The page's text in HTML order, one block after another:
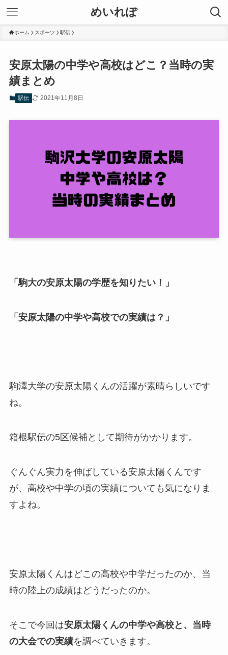
めいれぽ
ホーム スポーツ 駅伝
安原太陽の中学や高校はどこ？当時の実
績まとめ
駅伝 2021年11月8日
「駒大の安原太陽の学歴を知りたい！」
「安原太陽の中学や高校での実績は？」
駒澤大学の安原太陽くんの活躍が素晴らしいです
ね。
箱根駅伝の5区候補として期待がかかります。
ぐんぐん実力を伸ばしている安原太陽くんです
が、高校や中学の頃の実績についても気になりま
すよね。
安原太陽くんはどこの高校や中学だったのか、当
時の陸上の成績はどうだったのか。
そこで今回は安原太陽くんの中学や高校と、当時
の大会での実績を調べていきます。